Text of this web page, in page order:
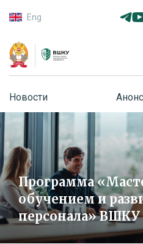
Eng
Новости
Программа
обучением и
персонала»